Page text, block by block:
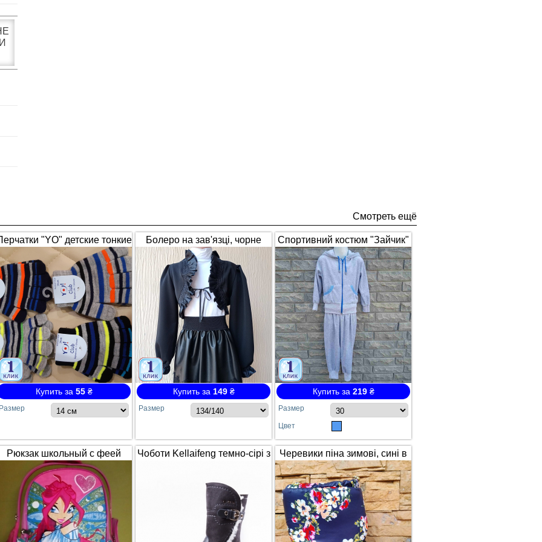
Смотреть ещё
"YO" детские тонкие
полосатые
Купить за 55₴
Болеро на зав'язці, чорне
(1653)
Купить за 149₴
Размер
Спортивний костюм "Зайчик"
з вушками, сірий з синім 1672
(арт.326)
Купить за 219₴
Размер
Цвет
Рюкзак школьный с феей
Winx / Винкс
Чоботи Kellaifeng темно-сірі з
Черевики піна зимові, сині в
квітах